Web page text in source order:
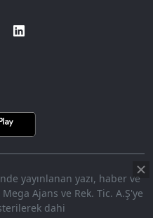
yayınlanan yazı, haber ve
Ajans ve Rek. Tic. A.Ş'ye
dahi